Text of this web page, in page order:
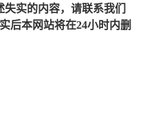
实的内容，请联系我们
后本网站将在24小时内删